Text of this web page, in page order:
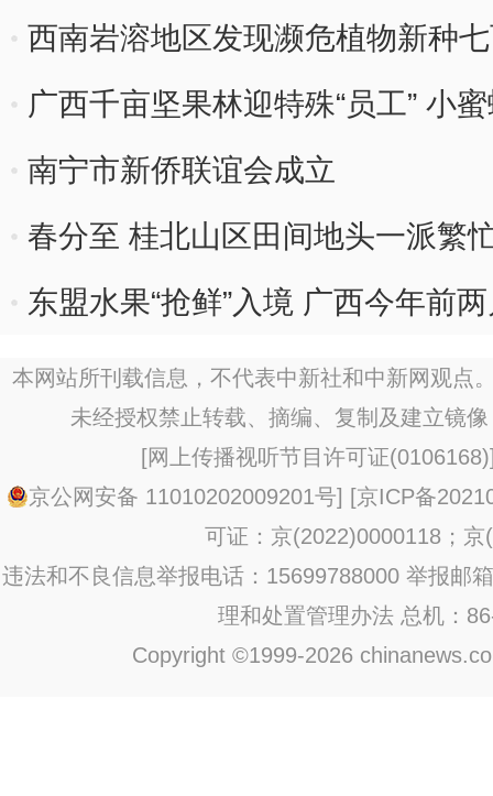
西南岩溶地区发现濒危植物新种
广西千亩坚果林迎特殊“员工” 小
南宁市新侨联谊会成立
春分至 桂北山区田间地头一派繁
东盟水果“抢鲜”入境 广西今年前
本网站所刊载信息，不代表中新社和中新网观点
未经授权禁止转载、摘编、复制及建立镜
[网上传播视听节目许可证(0106168)
京公网安备 11010202009201号] [京ICP备
可证：京(2022)0000118；京
违法和不良信息举报电话：15699788000 举报邮
理和处置管理办法 总机：
Copyright ©1999-2026